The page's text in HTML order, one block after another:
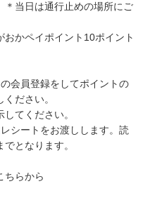
＊ 当日は通行止めの場所にご
かペイポイント10ポイント
会員登録をしてポイントの
ください。
てください。
シートをお渡しします。読
となります。
ちらから